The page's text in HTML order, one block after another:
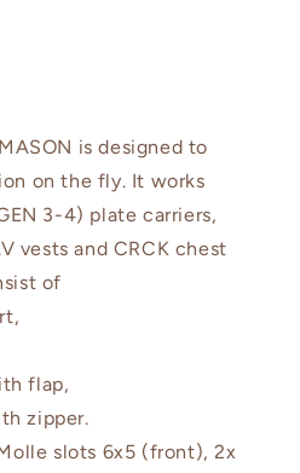
is designed to
on the fly. It works
3-4) plate carriers,
vests and CRCK chest
of
flap,
zipper.
slots 6x5 (front), 2x